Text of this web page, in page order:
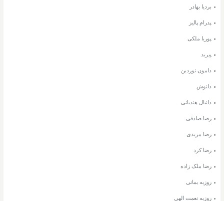
بردیا بهادر
پدرام پالیز
پوریا ملکی
پیربد
دامون نوردین
دانوش
دانیال هندیانی
رضا صادقی
رضا مریدی
رضا کرد
رضا ملک زاده
روزبه بمانی
روزبه نعمت الهی